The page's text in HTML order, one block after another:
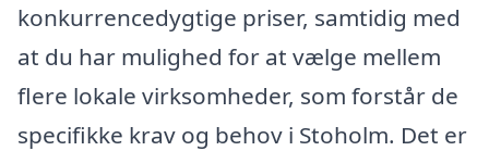
konkurrencedygtige priser, samtidig med
at du har mulighed for at vælge mellem
flere lokale virksomheder, som forstår de
specifikke krav og behov i Stoholm. Det er